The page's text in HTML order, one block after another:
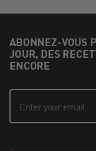
ABONNEZ-VOUS
JOUR, DES
ENCORE